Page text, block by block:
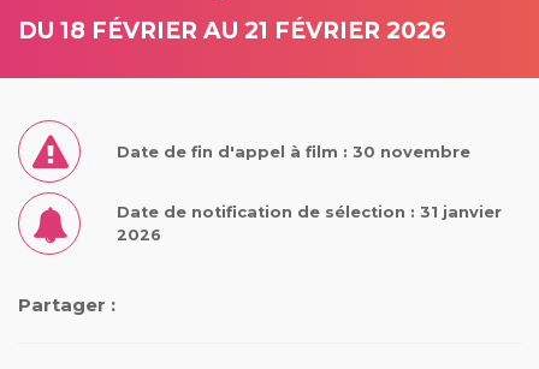
DU 18 FÉVRIER AU 21 FÉVRIER 2026
Date de fin d'appel à film : 30 novembre
Date de notification de sélection : 31 janvier
2026
Partager :